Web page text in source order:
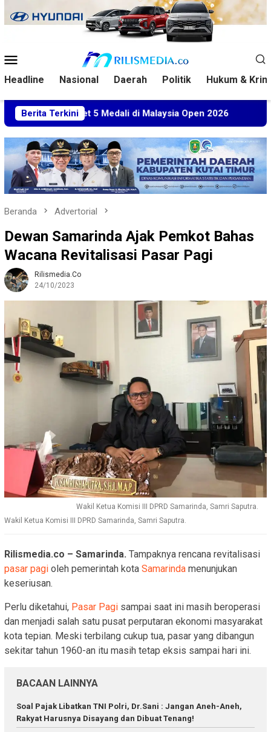
ke
Mobile
Headline Nasional Daerah Politik Hukum &
Berita Terkini
Sabet 5 Medali di Malaysia Open 2026 Kuasa
Beranda Advertorial
Dewan Samarinda Ajak Pemkot Bahas
Wacana Revitalisasi Pasar Pagi
Rilismedia.co
24/10/2023
Wakil Ketua Komisi III DPRD Samarinda, Samri Saputra.
Wakil Ketua Komisi III DPRD Samarinda, Samri Saputra.
Rilismedia.co – Samarinda. Tampaknya rencana revitalisasi
pasar pagi oleh pemerintah kota Samarinda menunjukan
keseriusan.
Perlu diketahui, Pasar Pagi sampai saat ini masih beroperasi
dan menjadi salah satu pusat perputaran ekonomi masyarakat
kota tepian. Meski terbilang cukup tua, pasar yang dibangun
sekitar tahun 1960-an itu masih tetap eksis sampai hari ini.
BACAAN LAINNYA
Soal Pajak Libatkan TNI Polri, Dr.Sani : Jangan Aneh-Aneh,
Rakyat Harusnya Disayang dan Dibuat Tenang!